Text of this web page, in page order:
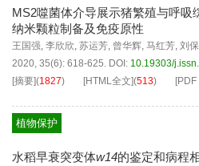
MS2噬菌体介导展示猪繁殖与呼吸
纳米颗粒制备及免疫原性
王国强, 李欣欣, 苏运芳, 曾华辉, 马红芳, 刘
2020, 35(6): 618-625. DOI: 10.19303/
[摘要](1827) [HTML全文](513) [PDF
植物保护
水稻早衰突变体w14的鉴定和病程